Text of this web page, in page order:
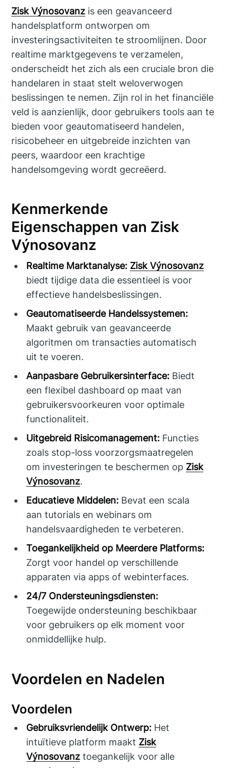
Zisk Výnosovanz is een geavanceerd
handelsplatform ontworpen om
investeringsactiviteiten te stroomlijnen. Door
realtime marktgegevens te verzamelen,
onderscheidt het zich als een cruciale bron die
handelaren in staat stelt weloverwogen
beslissingen te nemen. Zijn rol in het financiële
veld is aanzienlijk, door gebruikers tools aan te
bieden voor geautomatiseerd handelen,
risicobeheer en uitgebreide inzichten van
peers, waardoor een krachtige
handelsomgeving wordt gecreëerd.
Kenmerkende
Eigenschappen van Zisk
Výnosovanz
Realtime Marktanalyse: Zisk Výnosovanz
biedt tijdige data die essentieel is voor
effectieve handelsbeslissingen.
Geautomatiseerde Handelssystemen:
Maakt gebruik van geavanceerde
algoritmen om transacties automatisch
uit te voeren.
Aanpasbare Gebruikersinterface: Biedt
een flexibel dashboard op maat van
gebruikersvoorkeuren voor optimale
functionaliteit.
Uitgebreid Risicomanagement: Functies
zoals stop-loss voorzorgsmaatregelen
om investeringen te beschermen op Zisk
Výnosovanz.
Educatieve Middelen: Bevat een scala
aan tutorials en webinars om
handelsvaardigheden te verbeteren.
Toegankelijkheid op Meerdere Platforms:
Zorgt voor handel op verschillende
apparaten via apps of webinterfaces.
24/7 Ondersteuningsdiensten:
Toegewijde ondersteuning beschikbaar
voor gebruikers op elk moment voor
onmiddellijke hulp.
Voordelen en Nadelen
Voordelen
Gebruiksvriendelijk Ontwerp: Het
intuïtieve platform maakt Zisk
Výnosovanz toegankelijk voor alle